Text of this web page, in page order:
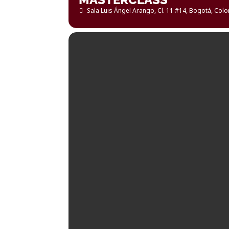
Sala Luis Ángel Arango, Cl. 11 #14, Bogotá,